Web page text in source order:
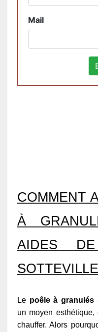
Mail
COMMENT
À
AIDES
Le poêle à granulés
un moyen
chauffer. Alors